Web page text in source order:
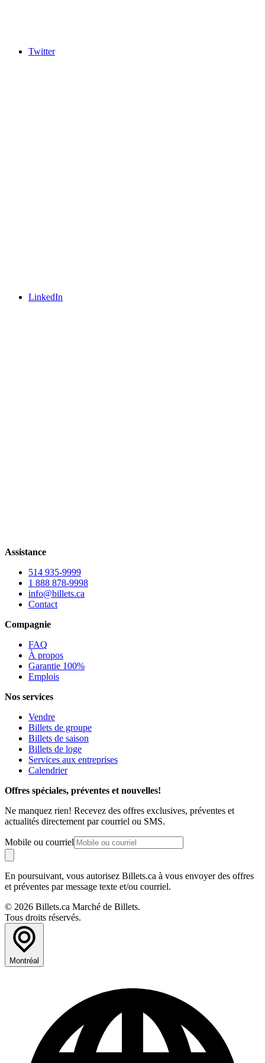
Twitter
LinkedIn
Assistance
514 935-9999
1 888 878-9998
info@billets.ca
Contact
Compagnie
FAQ
À propos
Garantie 100%
Emplois
Nos services
Vendre
Billets de groupe
Billets de saison
Billets de loge
Services aux entreprises
Calendrier
Offres spéciales, préventes et nouvelles!
Ne manquez rien! Recevez des offres exclusives, préventes et
actualités directement par courriel ou SMS.
Mobile ou courriel
En poursuivant, vous autorisez Billets.ca à vous envoyer des offres
et préventes par message texte et/ou courriel.
© 2026 Billets.ca Marché de Billets.
Tous droits réservés.
Montréal